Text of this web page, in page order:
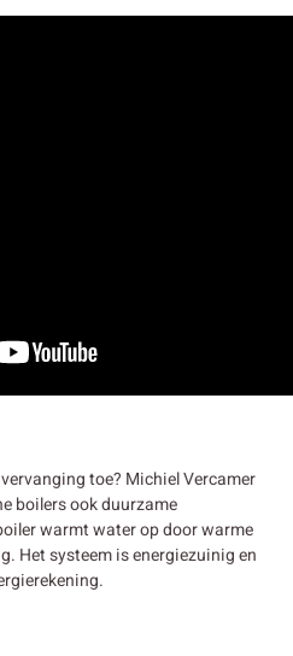
toe? Michiel Vercamer
boilers ook duurzame
warmt water op door warme
Het systeem is energiezuinig en